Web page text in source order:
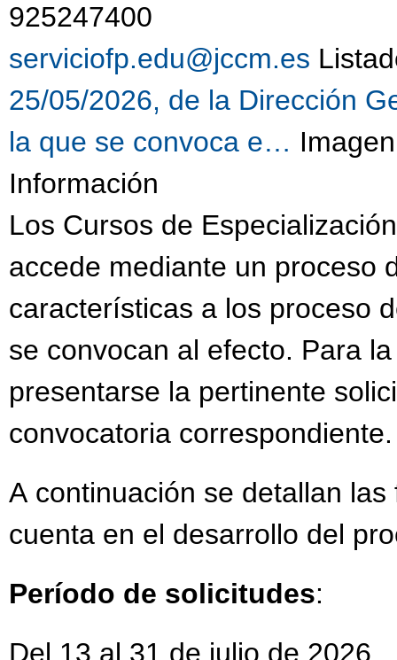
925247400
serviciofp.edu@jccm.es
25/05/2026, de la Dirección
la que se convoca e…
Información
Los Cursos de
accede mediante un proceso
características a los proceso
se convocan al efecto. Para
presentarse la pertinente
convocatoria correspondiente.
A continuación se detallan
cuenta en el desarrollo del
Período de solicitudes:
Del 13 al 31 de julio de 2026.